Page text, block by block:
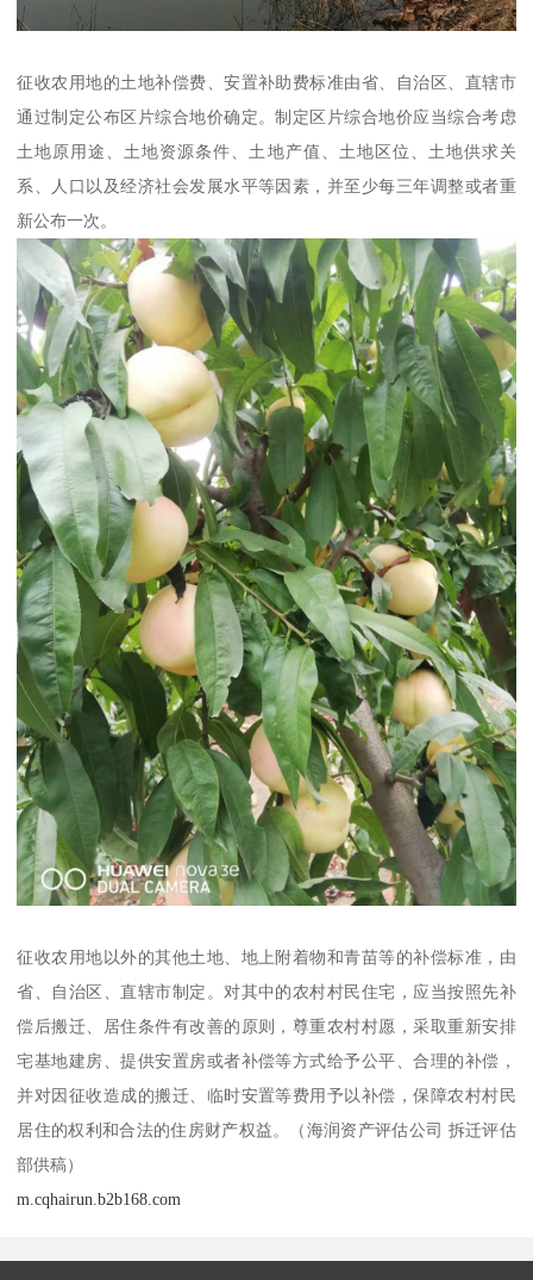
征收农用地的土地补偿费、安置补助费标准由省、自治区、直辖市
通过制定公布区片综合地价确定。制定区片综合地价应当综合考虑
土地原用途、土地资源条件、土地产值、土地区位、土地供求关
系、人口以及经济社会发展水平等因素，并至少每三年调整或者重
新公布一次。
征收农用地以外的其他土地、地上附着物和青苗等的补偿标准，由
省、自治区、直辖市制定。对其中的农村村民住宅，应当按照先补
偿后搬迁、居住条件有改善的原则，尊重农村村愿，采取重新安排
宅基地建房、提供安置房或者补偿等方式给予公平、合理的补偿，
并对因征收造成的搬迁、临时安置等费用予以补偿，保障农村村民
居住的权利和合法的住房财产权益。（海润资产评估公司 拆迁评估
部供稿）
m.cqhairun.b2b168.com